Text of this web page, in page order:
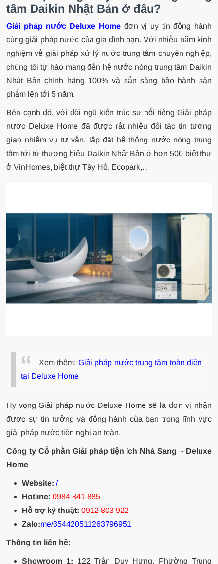
tâm Daikin Nhật Bản ở đâu?
Giải pháp nước Deluxe Homeđơn vị uy tín đồng hành
cùng giải pháp nước của gia đình bạn. Với nhiều năm kinh
nghiệm về giải pháp xử lý nước trung tâm chuyên nghiệp,
chúng tôi tự hào mang đến hệ nước nóng trung tâm Daikin
Nhật Bản chính hãng 100% và sẵn sàng bảo hành sản
phẩm lên tới 5 năm.
Bên cạnh đó, với đội ngũ kiến trúc sư nổi tiếng Giải pháp
nước Deluxe Home đã được rất nhiều đối tác tin tưởng
giao nhiệm vụ tư vấn, lắp đặt hệ thống nước nóng trung
tâm tới từ thương hiệu Daikin Nhật Bản ở hơn 500 biệt thự
ở VinHomes, biệt thự Tây Hồ, Ecopark,...
Xem thêm: Giải pháp nước trung tâm toàn diện
tại Deluxe Home
Hy vọng Giải pháp nước Deluxe Home sẽ là đơn vị nhận
được sự tin tưởng và đồng hành của bạn trong lĩnh vực
giải pháp nước tiện nghi an toàn.
Công ty Cổ phần Giải pháp tiện ích Nhà Sang - Deluxe
Home
Website: /
Hotline: 0984 841 885
Hỗ trợ kỹ thuật: 0912 803 922
Zalo:me/854420511263796951
Thông tin liên hệ:
Showroom 1: 122 Trần Duy Hưng, Phường Trung